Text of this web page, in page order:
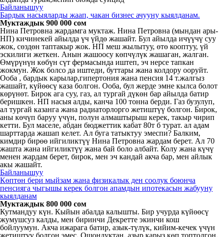
Байланышуу
Бардык насыяларды жаап, чакан бизнес ачууну кыялданам.
Муктаждык 900 000 сом
Нина Петровна жардамга муктаж. Нина Петровна (мындан ары-
НП) кичинекей айылда үч үйдө жашайт. Бул айылда ичүүчү суу
жок, сөздөн таптакыр жок. НП меш жылытуу, өтө кооптуу, үй
эскилиги жеткен. Анын жашоосу көпчүлүк жашаган, жалган.
Өмүрүнүн көбүн сүт фермасында иштеп, эч нерсе тапкан
жокмун. Жок болсо да иштеди, буттары жана колдору ооруйт.
Ооба , бардык карылар,гипертония жана пенсия 14 т.жалгыз
жашайт, күйөөсү каза болгон. Ооба, бул жерде эмне кылса болот
көрүнөт. Бирок ага суу, газ, ал тургай дүкөн бар айылда батир
беришкен. НП насыя алды, канча 100 тонна берди. Газ бузулуп,
ал тургай казанга жана радиаторлорго жетиштүү болгон. Бирок,
аны көчүп баруу үчүн, полун алмаштырыш керек, такыр чирип
кетти. Бул маселе, абдан бюджеттик кабат 80т б турат. ал адам
шарттарда жашап келет. Ал буга татыктуу эмеспи? Балким,
кимдир бирөө ийгиликтүү Нина Петровна жардам берет. Ал 70
жашта жана ийгиликтүү жана бай боло албайт. Колу жана күчү
менен жардам берет, бирок, мен эч кандай акча бар, мен айлык
акы жашайт.
Байланышуу
Көптөн бери мыйзам жана физикалык ден соолук боюнча
пенсияга чыгышы керек болгон апамдын ипотекасын жабууну
кыялданам
Муктаждык 800 000 сом
Кутмандуу күн. Кыйын абалда калышты. Бир учурда күйөөсү
жумушсуз калды, мен биринчи Декретте экинчи кош
бойлуумун. Акча ижарага батир, азык-түлүк, кийим-кечек үчүн
жетиштүү болгон эмес. Ошондуктан, азыр карыз көп топтолгон,